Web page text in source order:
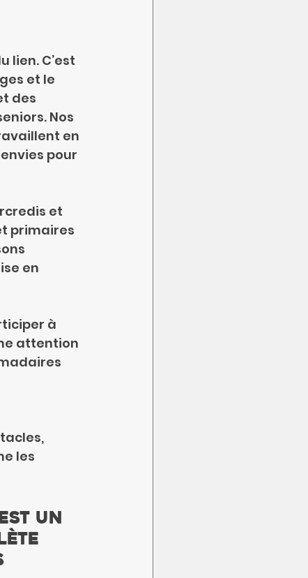
lien. C’est
et le
des
Nos
en
pour
et
primaires
en
à
attention
les
un